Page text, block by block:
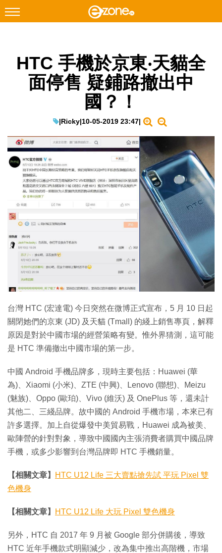
Facebook Instagram
科技焦點
教學評測
EduTech
IT Times
生成式AI與雲端應用
Enterprise Digital Transformation
特集
HTC 手機於京東‧天貓全
面停售 疑鋪路撤出中
國？！
|Ricky|10-05-2019 23:47|
台灣 HTC (宏達電) 今日突然在微博正式宣布，5 月 10 日起
關閉她們的京東 (JD) 及天貓 (Tmall) 的綫上銷售專頁，解釋
原因是對於中國市場的經營策略有變。惟外界猜測，這可能
是 HTC 準備撤出中國市場的第一步。
中國 Android 手機品牌多，現時主要包括：Huawei (華
為)、Xiaomi (小米)、ZTE (中興)、Lenovo (聯想)、Meizu
(魅族)、Oppo (歐珀)、Vivo (維沃) 及 OnePlus 等，還未計
其他二、三綫品牌。故中國的 Android 手機市場，本來已有
許多選擇。加上自從爆發中美貿易戰，Huawei 成為被美、
歐陣營的針對對象，導致中國國內主張消費者購買中國品牌
手機，或多少影響到台灣品牌即 HTC 手機銷量。
【相關文章】
HTC U12 Life 三大賣點搶先試 平玩 Pixel 雙
色機身
【相關文章】 HTC U12 Life 大玩 Pixel 雙色機身
另外，HTC 自 2017 年 9 月被 Google 部分併購後，導致
HTC 近年手機款式明顯減少，改為集中推出高階機，市場